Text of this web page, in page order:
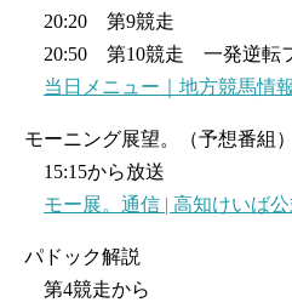
20:20 第9競走
20:50 第10競走 一発逆転
当日メニュー｜地方競馬情
モーニング展望。（予想番組）
15:15から放送
モー展。通信 | 高知けいば
パドック解説
第4競走から